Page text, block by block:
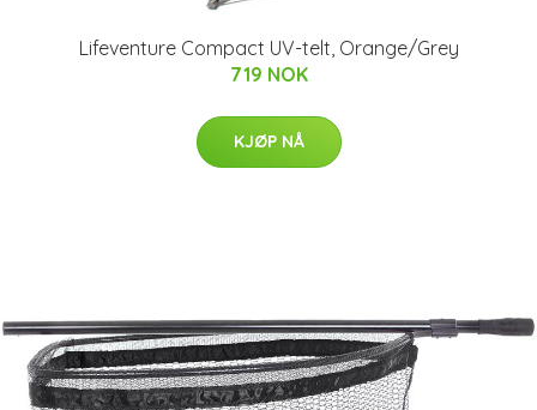
Lifeventure Compact UV-telt, Orange/Grey
719 NOK
KJØP NÅ